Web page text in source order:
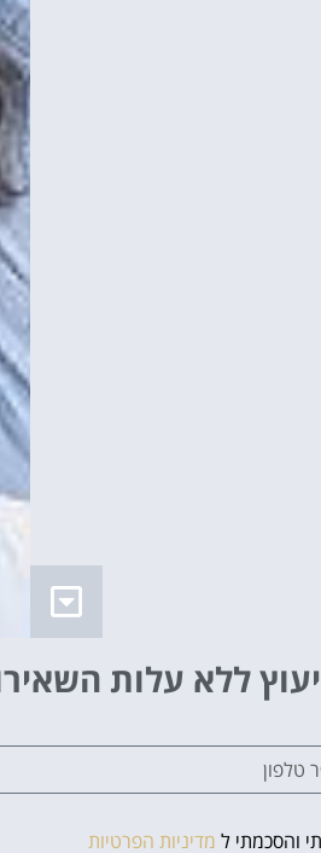
ללא עלות
והסכמתי ל מדיניות הפרטיות